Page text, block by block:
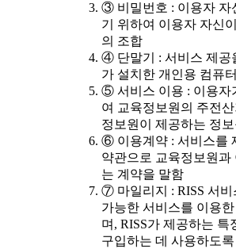
③ 비밀번호 : 이용자 자
기 위하여 이용자 자신
의 조합
④ 단말기 : 서비스 제공
가 설치한 개인용 컴퓨
⑤ 서비스 이용 : 이용자
여 교육정보원의 주전
정보원이 제공하는 정
⑥ 이용계약 : 서비스를
약관으로 교육정보원과
는 계약을 말함
⑦ 마일리지 : RISS 서비
가능한 서비스를 이용
며, RISS가 제공하는 특
구입하는 데 사용하도